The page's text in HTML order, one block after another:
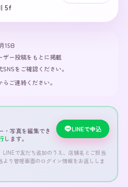
5f
15日
ザー投稿をもとに掲載
をご確認ください。
らご連絡ください。
・写真を編集でき
します。
LINEで申込
で友だち追加のうえ、店舗名とご担当
り管理画面のログイン情報をお返ししま